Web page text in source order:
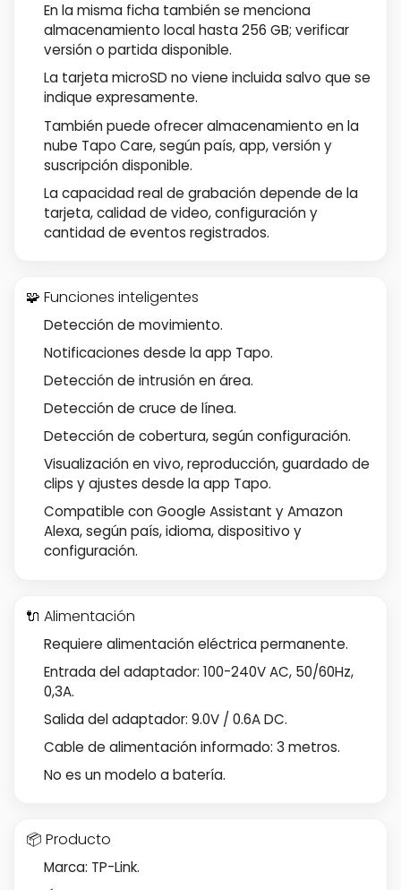
En la misma ficha también se menciona
almacenamiento local hasta 256 GB; verificar
versión o partida disponible.
La tarjeta microSD no viene incluida salvo que se
indique expresamente.
También puede ofrecer almacenamiento en la
nube Tapo Care, según país, app, versión y
suscripción disponible.
La capacidad real de grabación depende de la
tarjeta, calidad de video, configuración y
cantidad de eventos registrados.
🧩 Funciones inteligentes
Detección de movimiento.
Notificaciones desde la app Tapo.
Detección de intrusión en área.
Detección de cruce de línea.
Detección de cobertura, según configuración.
Visualización en vivo, reproducción, guardado de
clips y ajustes desde la app Tapo.
Compatible con Google Assistant y Amazon
Alexa, según país, idioma, dispositivo y
configuración.
🔌 Alimentación
Requiere alimentación eléctrica permanente.
Entrada del adaptador: 100-240V AC, 50/60Hz,
0,3A.
Salida del adaptador: 9.0V / 0.6A DC.
Cable de alimentación informado: 3 metros.
No es un modelo a batería.
📦 Producto
Marca: TP-Link.